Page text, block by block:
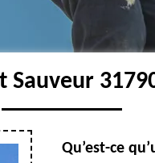
Sauveur
Qu’est-ce